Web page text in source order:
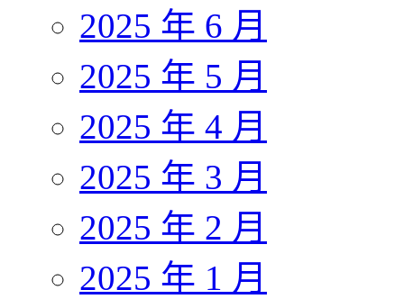
2025 年 6 月
2025 年 5 月
2025 年 4 月
2025 年 3 月
2025 年 2 月
2025 年 1 月